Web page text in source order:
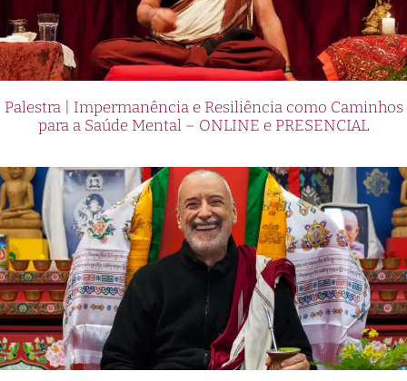
Palestra | Impermanência e Resiliência como Caminhos
para a Saúde Mental – ONLINE e PRESENCIAL